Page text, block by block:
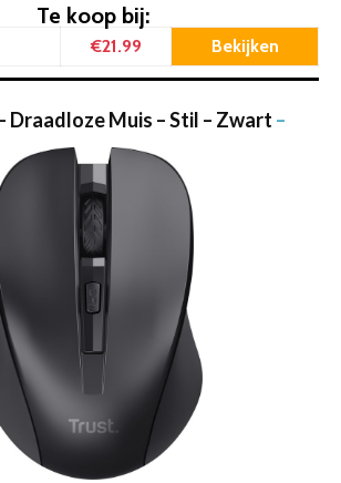
Te koop bij:
€21.99 Bekijken
Draadloze Muis – Stil – Zwart –